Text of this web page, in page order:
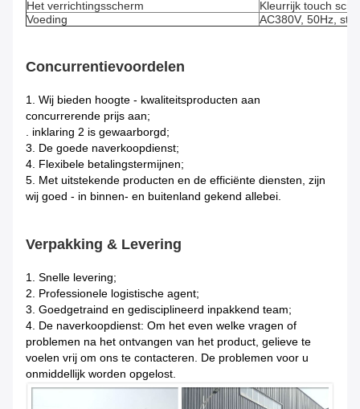
Het verrichtingsscherm
Kleurrijk touch
Voeding
AC380V, 50Hz,
Concurrentievoordelen
1. Wij bieden hoogte - kwaliteitsproducten aan
concurrerende prijs aan;
. inklaring 2 is gewaarborgd;
3. De goede naverkoopdienst;
4. Flexibele betalingstermijnen;
5. Met uitstekende producten en de efficiënte diensten, zijn
wij goed - in binnen- en buitenland gekend allebei.
Verpakking & Levering
1. Snelle levering;
2. Professionele logistische agent;
3. Goedgetraind en gedisciplineerd inpakkend team;
4. De naverkoopdienst: Om het even welke vragen of
problemen na het ontvangen van het product, gelieve te
voelen vrij om ons te contacteren. De problemen voor u
onmiddellijk worden opgelost.